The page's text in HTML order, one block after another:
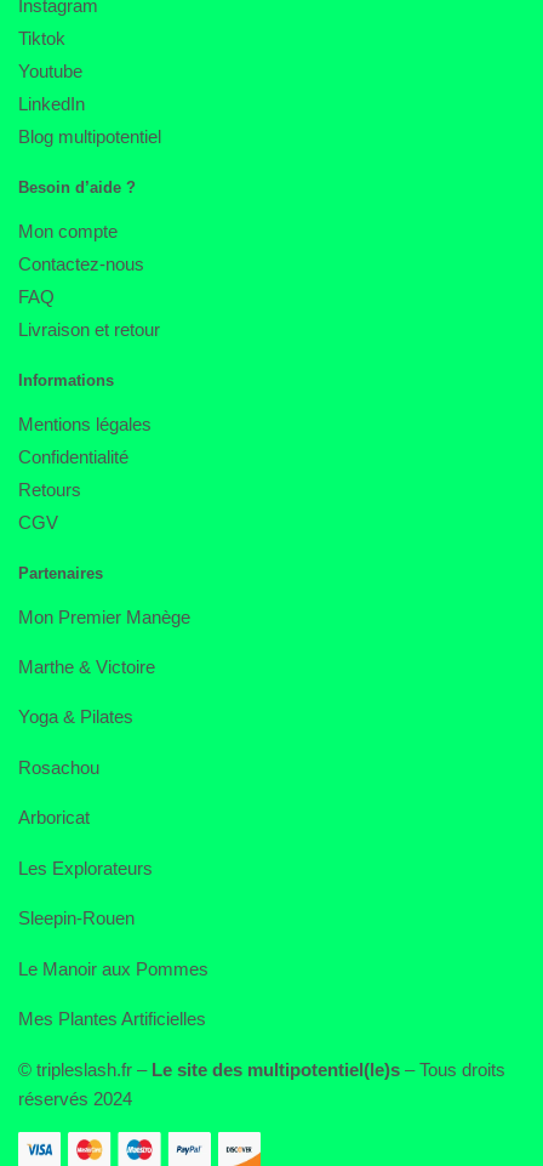
Instagram
Tiktok
Youtube
LinkedIn
Blog multipotentiel
Besoin d’aide ?
Mon compte
Contactez-nous
FAQ
Livraison et retour
Informations
Mentions légales
Confidentialité
Retours
CGV
Partenaires
Mon Premier Manège
Marthe & Victoire
Yoga & Pilates
Rosachou
Arboricat
Les Explorateurs
Sleepin-Rouen
Le Manoir aux Pommes
Mes Plantes Artificielles
© tripleslash.fr – Le site des multipotentiel(le)s – Tous droits
réservés 2024